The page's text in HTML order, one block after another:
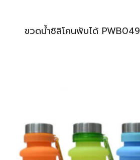
ขวดน้ำซิลิโคนพับได้ PWB049